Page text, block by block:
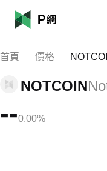
首頁 價格
NOTCOIN
--0.00%